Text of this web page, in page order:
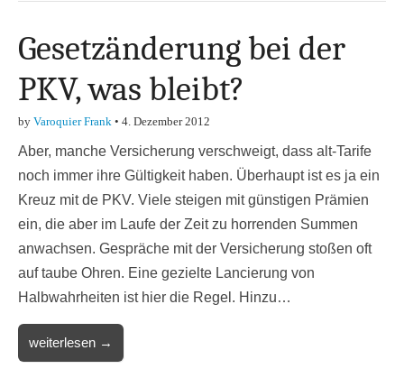
Gesetzänderung bei der
PKV, was bleibt?
by Varoquier Frank • 4. Dezember 2012
Aber, manche Versicherung verschweigt, dass alt-Tarife
noch immer ihre Gültigkeit haben. Überhaupt ist es ja ein
Kreuz mit de PKV. Viele steigen mit günstigen Prämien
ein, die aber im Laufe der Zeit zu horrenden Summen
anwachsen. Gespräche mit der Versicherung stoßen oft
auf taube Ohren. Eine gezielte Lancierung von
Halbwahrheiten ist hier die Regel. Hinzu…
weiterlesen →